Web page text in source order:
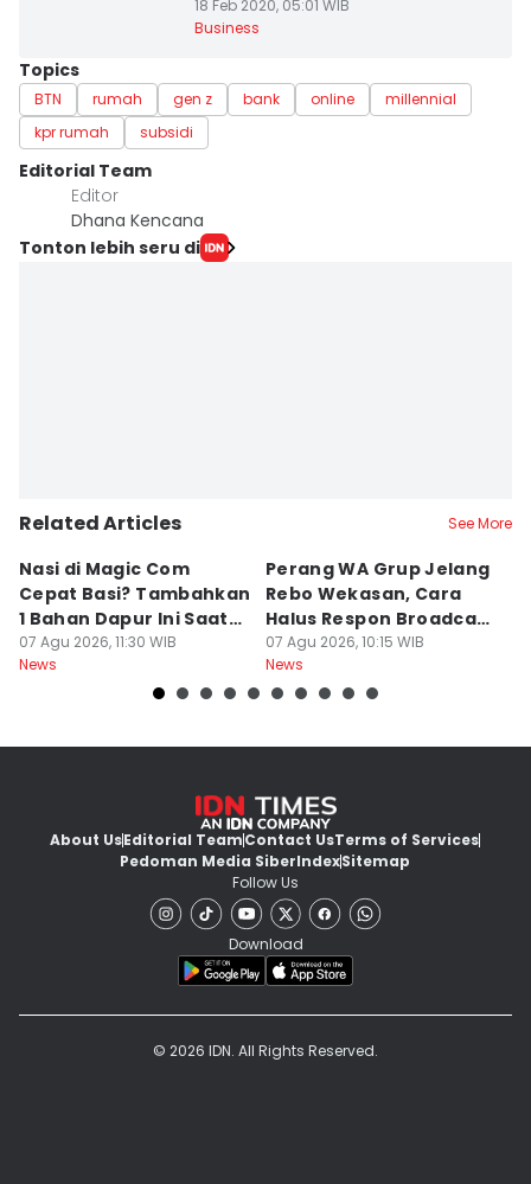
18 Feb 2020, 05:01 WIB
Business
Topics
BTN rumah gen z bank online
millennial
kpr rumah
subsidi
Editorial Team
Editor
Dhana Kencana
Tonton lebih seru di
Related Articles See More
Nasi di Magic Com
Cepat Basi? Tambahkan
1 Bahan Dapur Ini Saat
Menanak, Awet 2 Hari
07 Agu 2026, 11:30 WIB
News
Perang WA Grup Jelang
Rebo Wekasan, Cara
Halus Respon Broadcast
Parno
07 Agu 2026, 10:15 WIB
News
About UsEditorial TeamContact UsTerms of Services
Pedoman Media SiberIndexSitemap
Follow Us
Download
© 2026 IDN. All Rights Reserved.